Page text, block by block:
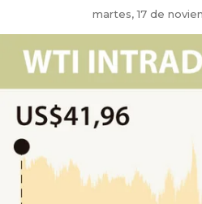
martes, 17 de